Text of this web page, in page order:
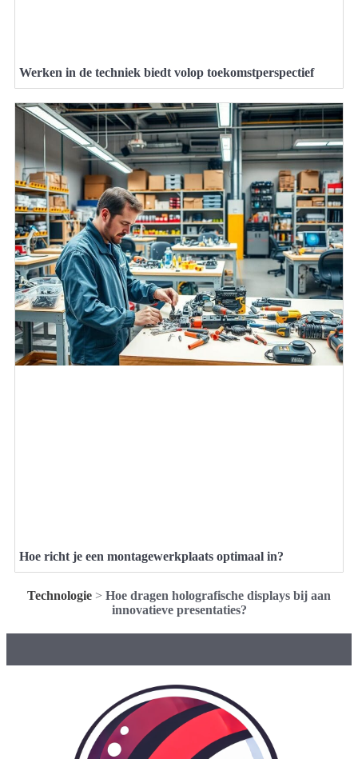
Werken in de techniek biedt volop toekomstperspectief
Hoe richt je een montagewerkplaats optimaal in?
Technologie > Hoe dragen holografische displays bij aan
innovatieve presentaties?